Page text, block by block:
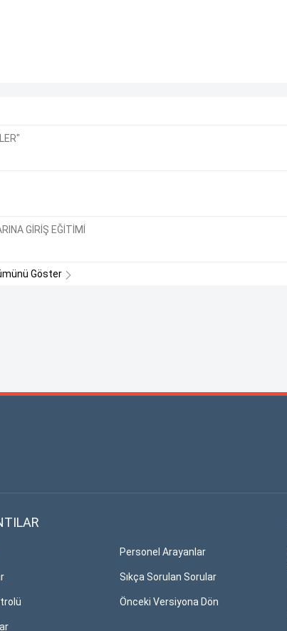
GİRİŞ EĞİTİMİ
Göster
Personel Arayanlar
Sıkça Sorulan Sorular
Önceki Versiyona Dön